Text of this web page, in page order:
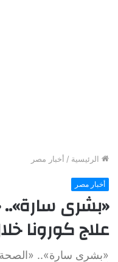
الرئيسية / أخبار مصر
أخبار مصر
«بشرى سارة»..
علاج كورونا
«بشرى سارة»..